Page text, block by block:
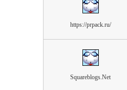
https://prpack.ru/
Squareblogs.Net